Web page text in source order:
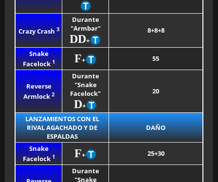
Crazy Crash3
Durante
"Armbar"
DD+
8+8+8
Snake
Facelock1 F+ 55
Reverse
Armlock2
Durante
"Snake
Facelock"
D+
20
LANZAMIENTOS CON EL
RIVAL AGACHADO Y DE
ESPALDAS
DAÑO
Snake
Facelock1 F+ 25+30
Durante
"Snake